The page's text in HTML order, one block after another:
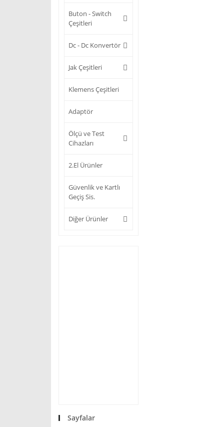
Buton - Switch
Çeşitleri
Dc - Dc Konvertör
Jak Çeşitleri
Klemens Çeşitleri
Adaptör
Ölçü ve Test
Cihazları
2.El Ürünler
Güvenlik ve Kartlı
Geçiş Sis.
Diğer Ürünler
Sayfalar